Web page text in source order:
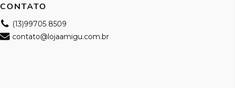
CONTATO
(13)99705 8509
contato@lojaamigu.com.br